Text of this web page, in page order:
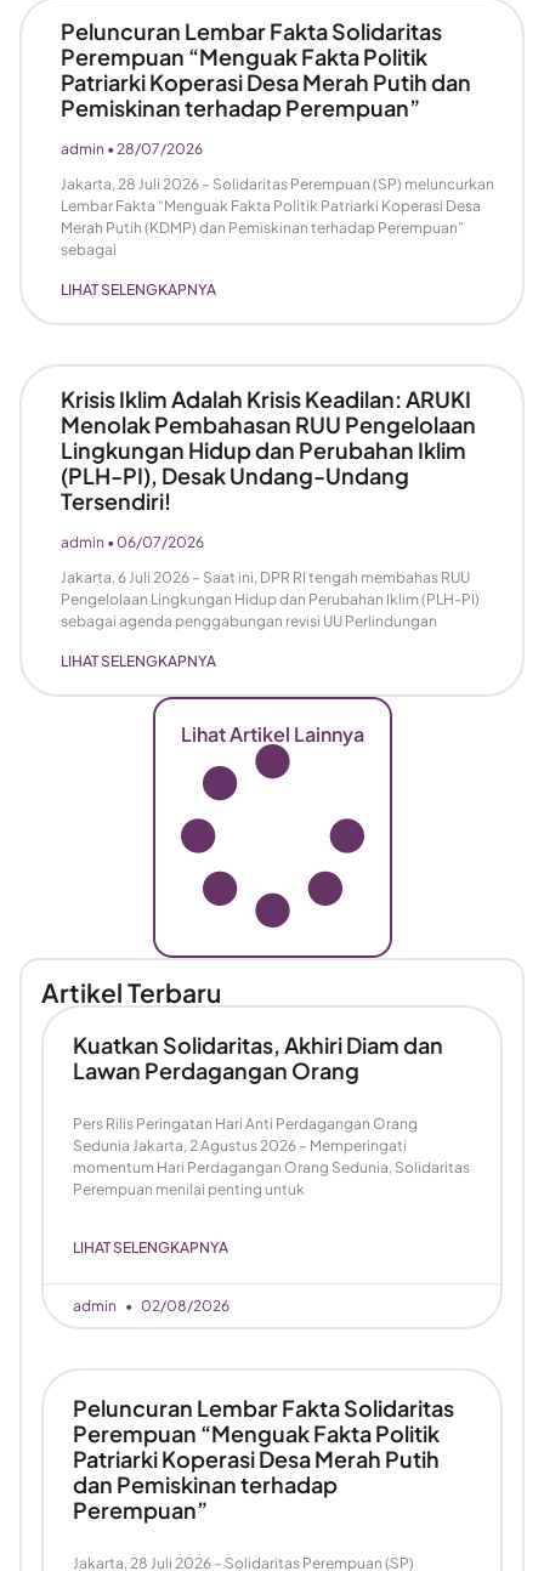
Peluncuran Lembar Fakta Solidaritas
Perempuan “Menguak Fakta Politik
Patriarki Koperasi Desa Merah Putih dan
Pemiskinan terhadap Perempuan”
admin
28/07/2026
Jakarta, 28 Juli 2026 – Solidaritas Perempuan (SP) meluncurkan
Lembar Fakta “Menguak Fakta Politik Patriarki Koperasi Desa
Merah Putih (KDMP) dan Pemiskinan terhadap Perempuan”
sebagai
LIHAT SELENGKAPNYA
Krisis Iklim Adalah Krisis Keadilan: ARUKI
Menolak Pembahasan RUU Pengelolaan
Lingkungan Hidup dan Perubahan Iklim
(PLH-PI), Desak Undang-Undang
Tersendiri!
admin
06/07/2026
Jakarta, 6 Juli 2026 – Saat ini, DPR RI tengah membahas RUU
Pengelolaan Lingkungan Hidup dan Perubahan Iklim (PLH-PI)
sebagai agenda penggabungan revisi UU Perlindungan
LIHAT SELENGKAPNYA
Lihat Artikel Lainnya
Artikel Terbaru
Kuatkan Solidaritas, Akhiri Diam dan
Lawan Perdagangan Orang
Pers Rilis Peringatan Hari Anti Perdagangan Orang
Sedunia Jakarta, 2 Agustus 2026 – Memperingati
momentum Hari Perdagangan Orang Sedunia, Solidaritas
Perempuan menilai penting untuk
LIHAT SELENGKAPNYA
admin 02/08/2026
Peluncuran Lembar Fakta Solidaritas
Perempuan “Menguak Fakta Politik
Patriarki Koperasi Desa Merah Putih
dan Pemiskinan terhadap
Perempuan”
Jakarta, 28 Juli 2026 – Solidaritas Perempuan (SP)